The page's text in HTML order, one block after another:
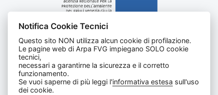
Agenzia regionale per la protezione dell’ambiente del
Friuli Venezia Giulia
C.F. e P. IVA 02096520305
Tel 0432 1918111
Notifica Cookie Tecnici
Questo sito NON utilizza alcun cookie di profilazione.
Le pagine web di Arpa FVG impiegano SOLO cookie
tecnici,
necessari a garantirne la sicurezza e il corretto
funzionamento.
Se vuoi saperne di più leggi l'informativa estesa sull'uso
dei cookie.